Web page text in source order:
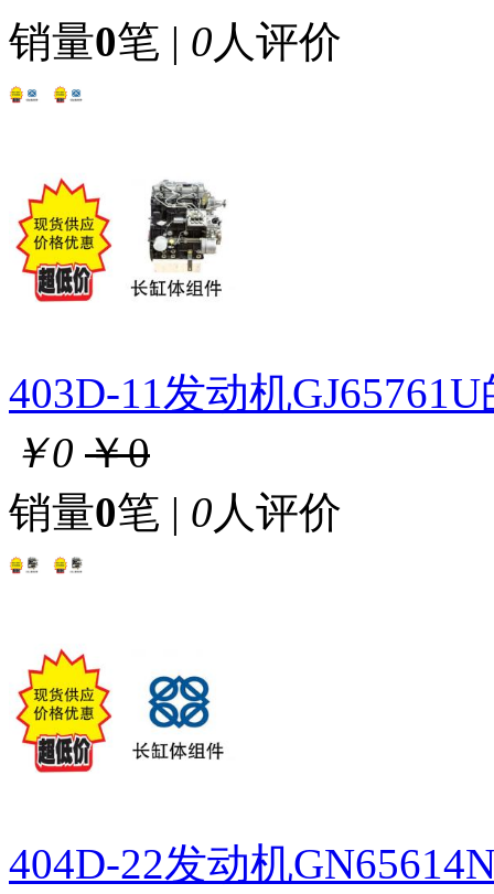
销量0笔 | 0人评价
403D-11发动机
￥0 ￥0
销量0笔 | 0人评价
404D-22发动机